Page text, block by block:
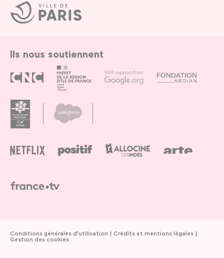
Ville
de
Paris
Ils nous soutiennent
Conditions générales d'utilisation
Crédits et mentions légales
Gestion des cookies